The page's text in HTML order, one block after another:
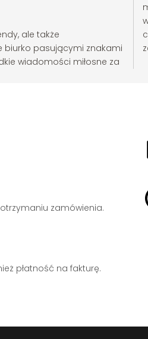
ale także
biurko pasującymi znakami
wiadomości miłosne za
zamówienia.
płatność na fakturę.